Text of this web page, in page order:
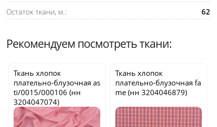
Остаток ткани, м.:
62
Рекомендуем посмотреть ткани:
Ткань хлопок
плательно-блузочнаяas
ti/0015/000106 (нн
3204047074)
Ткань хлопок
плательно-блузочнаяfa
me (нн 3204046879)